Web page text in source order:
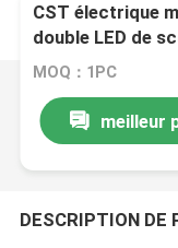
CST électrique
double LED de
vitesse 50km
MOQ：1PC
meilleur
DESCRIPTION DE